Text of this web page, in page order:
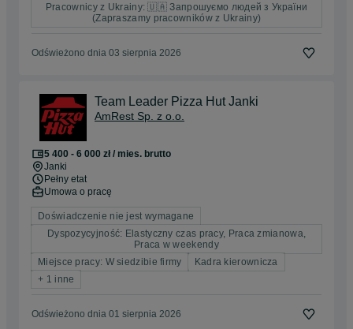
Pracownicy z Ukrainy: 🇺🇦 Запрошуємо людей з України
(Zapraszamy pracowników z Ukrainy)
Odświeżono dnia 03 sierpnia 2026
Team Leader Pizza Hut Janki
AmRest Sp. z o.o.
5 400 - 6 000 zł / mies. brutto
Janki
Pełny etat
Umowa o pracę
Doświadczenie nie jest wymagane
Dyspozycyjność: Elastyczny czas pracy, Praca zmianowa,
Praca w weekendy
Miejsce pracy: W siedzibie firmy
Kadra kierownicza
+ 1 inne
Odświeżono dnia 01 sierpnia 2026